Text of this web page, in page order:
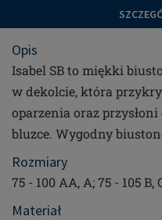
Opis
Isabel SB to miękki
w dekolcie, która
oparzenia oraz
bluzce. Wygodny
Rozmiary
75 - 100 AA, A; 75 - 105 B,
Materiał